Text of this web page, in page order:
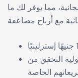
مما يوفر لك ما
التحقق من